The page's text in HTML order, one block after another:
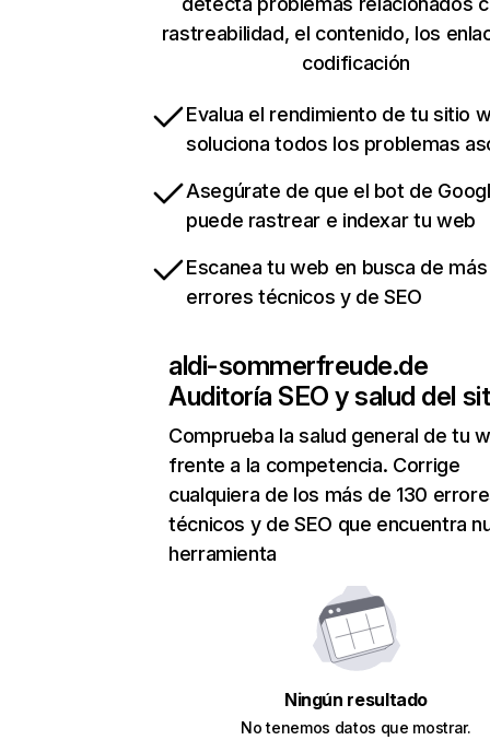
rastreabilidad, el contenido, los
codificación
Evalua el rendimiento de tu sitio
soluciona todos los problemas
Asegúrate de que el bot de
puede rastrear e indexar tu web
Escanea tu web en busca de
errores técnicos y de SEO
aldi-sommerfreude.de
Auditoría SEO y salud del
Comprueba la salud general de tu
frente a la competencia. Corrige
cualquiera de los más de 130
técnicos y de SEO que encuentra
herramienta
Ningún resultado
No tenemos datos que mostrar.